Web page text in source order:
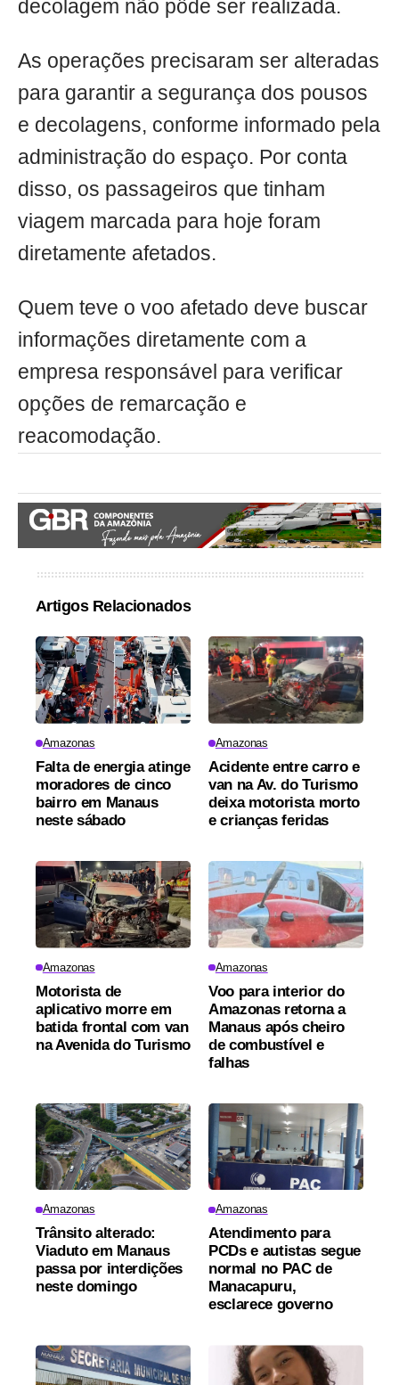
decolagem não pôde ser realizada.
As operações precisaram ser alteradas
para garantir a segurança dos pousos
e decolagens, conforme informado pela
administração do espaço. Por conta
disso, os passageiros que tinham
viagem marcada para hoje foram
diretamente afetados.
Quem teve o voo afetado deve buscar
informações diretamente com a
empresa responsável para verificar
opções de remarcação e
reacomodação.
Artigos Relacionados
Amazonas
Falta de energia atinge
moradores de cinco
bairro em Manaus
neste sábado
Amazonas
Acidente entre carro e
van na Av. do Turismo
deixa motorista morto
e crianças feridas
Amazonas
Motorista de
aplicativo morre em
batida frontal com van
na Avenida do Turismo
Amazonas
Voo para interior do
Amazonas retorna a
Manaus após cheiro
de combustível e
falhas
Amazonas
Trânsito alterado:
Viaduto em Manaus
passa por interdições
neste domingo
Amazonas
Atendimento para
PCDs e autistas segue
normal no PAC de
Manacapuru,
esclarece governo